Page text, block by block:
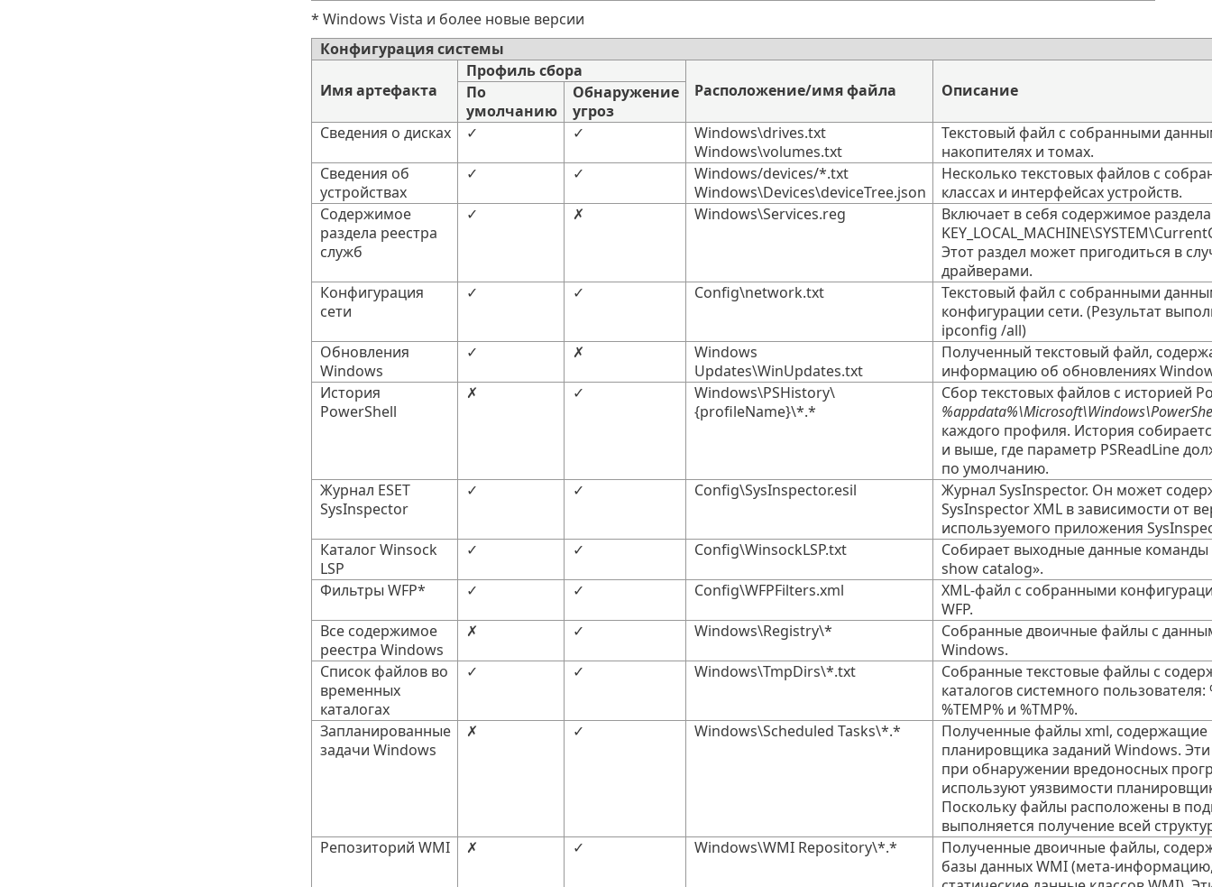
* Windows Vista и более новые версии
Конфигурация системы
Имя артефакта
Профиль сбора
Расположение/имя файла
Описание
По
умолчанию
Обнаружение
угроз
Сведения о дисках
✓ ✓
Windows\drives.txt
Windows\volumes.txt
Текстовый файл с собранными
накопителях и томах.
Сведения об
устройствах
✓ ✓
Windows/devices/*.txt
Windows\Devices\deviceTree.json
Несколько текстовых файлов с
классах и интерфейсах устройств.
Содержимое
раздела реестра
служб
✓ ✗ Windows\Services.reg
Включает в себя содержимое
Этот раздел может пригодиться в
драйверами.
Конфигурация
сети
✓ ✓ Config\network.txt
Текстовый файл с собранными
конфигурации сети. (Результат
ipconfig /all)
Обновления
Windows
✓ ✗
Windows
Updates\WinUpdates.txt
Полученный текстовый файл,
информацию об обновлениях
История
PowerShell
✗ ✓
Windows\PSHistory\
{profileName}\*.*
Сбор текстовых файлов с историей
каждого профиля. История
и выше, где параметр PSReadLine
по умолчанию.
Журнал ESET
SysInspector
✓ ✓ Config\SysInspector.esil
Журнал SysInspector. Он может
SysInspector XML в зависимости от
используемого приложения
Каталог Winsock
LSP
✓ ✓ Config\WinsockLSP.txt
Собирает выходные данные
show catalog».
Фильтры WFP*
✓ ✓ Config\WFPFilters.xml
XML-файл с собранными
WFP.
Все содержимое
реестра Windows
✗ ✓ Windows\Registry\*
Собранные двоичные файлы с
Windows.
Список файлов во
временных
каталогах
✓ ✓ Windows\TmpDirs\*.txt
Собранные текстовые файлы с
каталогов системного
%TEMP% и %TMP%.
Запланированные
задачи Windows
✗ ✓ Windows\Scheduled Tasks\*.*
Полученные файлы xml, содержащие
планировщика заданий Windows.
при обнаружении вредоносных
используют уязвимости
Поскольку файлы расположены в
выполняется получение всей
Репозиторий WMI
✗ ✓ Windows\WMI Repository\*.*
Полученные двоичные файлы,
базы данных WMI (мета-